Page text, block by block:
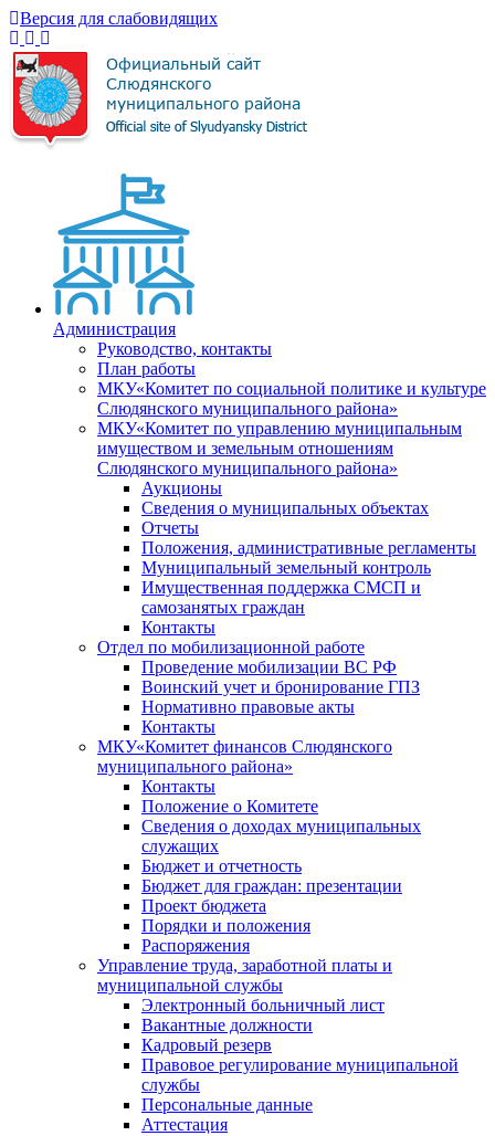
Версия для слабовидящих
Администрация
Руководство, контакты
План работы
МКУ«Комитет по социальной политике и культуре
Слюдянского муниципального района»
МКУ«Комитет по управлению муниципальным
имуществом и земельным отношениям
Слюдянского муниципального района»
Аукционы
Сведения о муниципальных объектах
Отчеты
Положения, административные регламенты
Муниципальный земельный контроль
Имущественная поддержка СМСП и
самозанятых граждан
Контакты
Отдел по мобилизационной работе
Проведение мобилизации ВС РФ
Воинский учет и бронирование ГПЗ
Нормативно правовые акты
Контакты
МКУ«Комитет финансов Слюдянского
муниципального района»
Контакты
Положение о Комитете
Сведения о доходах муниципальных
служащих
Бюджет и отчетность
Бюджет для граждан: презентации
Проект бюджета
Порядки и положения
Распоряжения
Управление труда, заработной платы и
муниципальной службы
Электронный больничный лист
Вакантные должности
Кадровый резерв
Правовое регулирование муниципальной
службы
Персональные данные
Аттестация